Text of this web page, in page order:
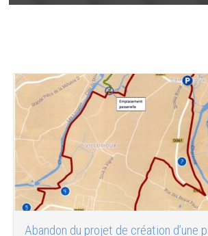
Abandon du projet de création d’une